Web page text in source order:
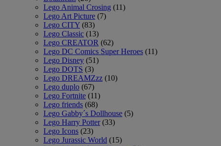
Lego Animal Crosing (11)
Lego Art Picture (7)
Lego CITY (83)
Lego Classic (13)
Lego CREATOR (62)
Lego DC Comics Super Heroes (11)
Lego Disney (51)
Lego DOTS (3)
Lego DREAMZzz (10)
Lego duplo (67)
Lego Fortnite (11)
Lego friends (68)
Lego Gabby´s Dollhouse (5)
Lego Harry Potter (33)
Lego Icons (23)
Lego Jurassic World (15)